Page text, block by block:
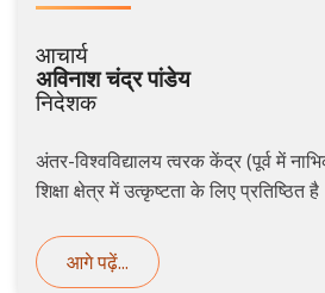
आचार्य
अविनाश चंद्र पांडेय
निदेशक
अंतर-विश्वविद्यालय त्वरक केंद्र (पूर्व में
शिक्षा क्षेत्र में उत्कृष्टता के लिए प्रतिष्ठित
आगे पढ़ें...